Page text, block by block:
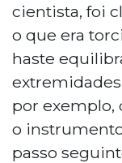
cientista, foi
o que era
haste
extremidades
por exemplo,
o
passo